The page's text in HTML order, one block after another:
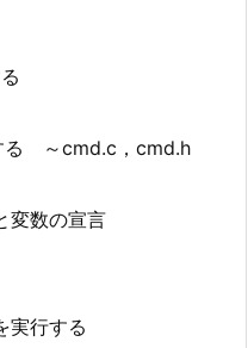
る ～cmd.c，cmd.h
変数の宣言
実行する